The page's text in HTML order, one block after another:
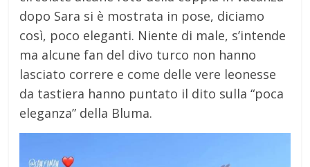
dopo Sara si è mostrata in pose, diciamo
così, poco eleganti. Niente di male, s’intende
ma alcune fan del divo turco non hanno
lasciato correre e come delle vere leonesse
da tastiera hanno puntato il dito sulla “poca
eleganza” della Bluma.